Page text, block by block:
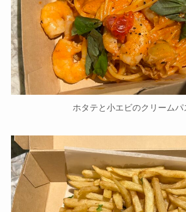
ホタテと小エビのクリームパ